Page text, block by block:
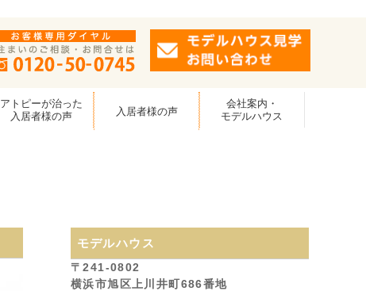
アトピーが治った
入居者様の声
入居者様の声
会社案内・
モデルハウス
モデルハウス
〒241-0802
横浜市旭区上川井町686番地